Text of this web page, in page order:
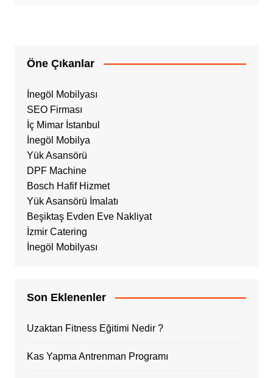
Öne Çıkanlar
İnegöl Mobilyası
SEO Firması
İç Mimar İstanbul
İnegöl Mobilya
Yük Asansörü
DPF Machine
Bosch Hafif Hizmet
Yük Asansörü İmalatı
Beşiktaş Evden Eve Nakliyat
İzmir Catering
İnegöl Mobilyası
Son Eklenenler
Uzaktan Fitness Eğitimi Nedir ?
Kas Yapma Antrenman Programı